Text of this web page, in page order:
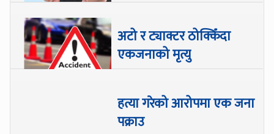
अटो र ट्याक्टर ठोक्किँदा
एकजनाको मृत्यु
हत्या गरेको आरोपमा एक जना
पक्राउ